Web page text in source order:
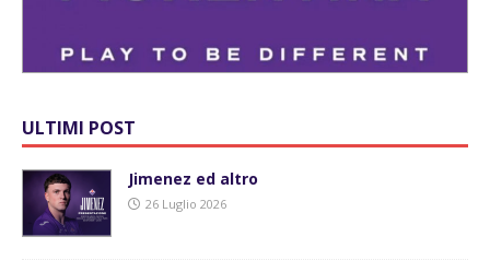
ULTIMI POST
Jimenez ed altro
26 Luglio 2026